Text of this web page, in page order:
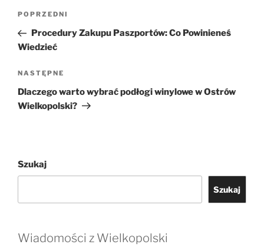
Nawigacja
Poprzedni
wpis
POPRZEDNI
Procedury Zakupu Paszportów: Co Powinieneś
Wiedzieć
Następny
wpis
NASTĘPNE
Dlaczego warto wybrać podłogi winylowe w Ostrów
Wielkopolski?
Szukaj
Szukaj
Wiadomości z Wielkopolski